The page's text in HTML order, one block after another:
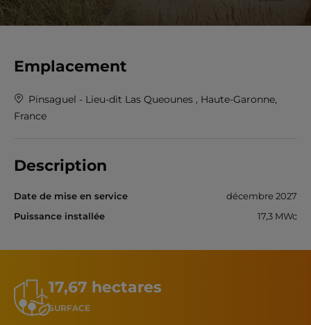
Emplacement
Pinsaguel - Lieu-dit Las Queounes , Haute-Garonne,
France
Description
Date de mise en service
décembre 2027
Puissance installée
17,3 MWc
17,67 hectares
SURFACE